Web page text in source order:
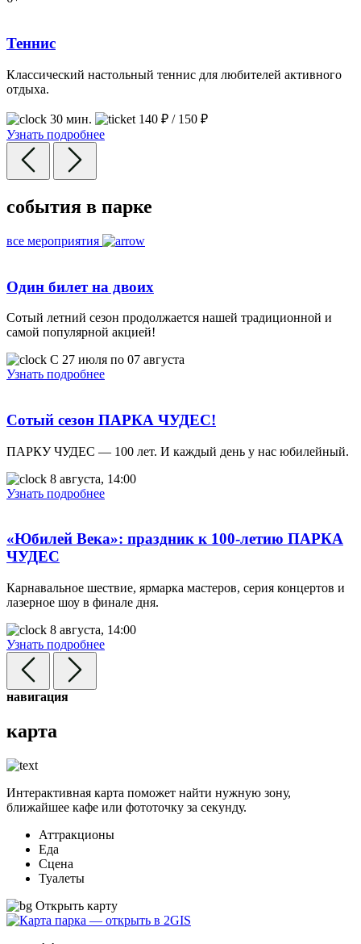
Теннис
Классический настольный теннис для любителей активного
отдыха.
30 мин.
140 ₽ / 150 ₽
Узнать подробнее
события в парке
все мероприятия
Один билет на двоих
Сотый летний сезон продолжается нашей традиционной и
самой популярной акцией!
C 27 июля по 07 августа
Узнать подробнее
Сотый сезон ПАРКА ЧУДЕС!
ПАРКУ ЧУДЕС — 100 лет. И каждый день у нас юбилейный.
8 августа, 14:00
Узнать подробнее
«Юбилей Века»: праздник к 100-летию ПАРКА
ЧУДЕС
Карнавальное шествие, ярмарка мастеров, серия концертов и
лазерное шоу в финале дня.
8 августа, 14:00
Узнать подробнее
навигация
карта
Интерактивная карта поможет найти нужную зону,
ближайшее кафе или фототочку за секунду.
Аттракционы
Еда
Сцена
Туалеты
Открыть карту